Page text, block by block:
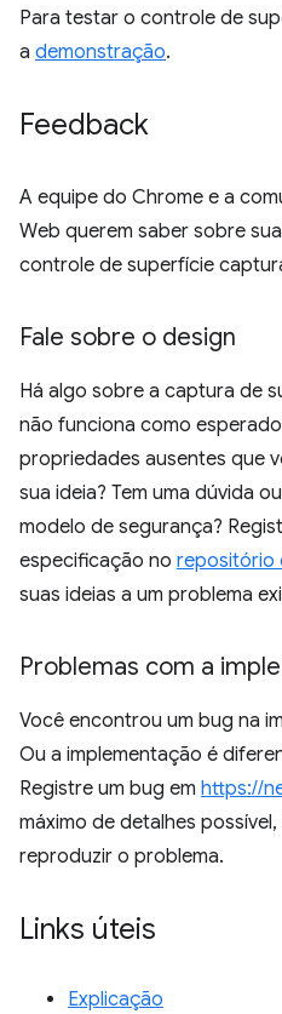
Para testar o controle de
a demonstração.
Feedback
A equipe do Chrome e a
Web querem saber sobre
controle de superfície
Fale sobre o design
Há algo sobre a captura de
não funciona como
propriedades ausentes que
sua ideia? Tem uma dúvida
modelo de segurança?
especificação no repositório
suas ideias a um problema
Problemas com a
Você encontrou um bug na
Ou a implementação é
Registre um bug em https://
máximo de detalhes
reproduzir o problema.
Links úteis
Explicação